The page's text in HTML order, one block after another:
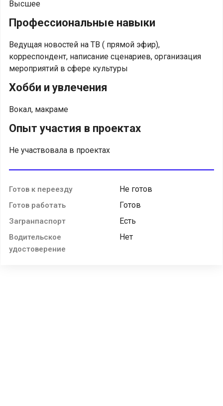
Высшее
Профессиональные навыки
Ведущая новостей на ТВ ( прямой эфир),
корреспондент, написание сценариев, организация
мероприятий в сфере культуры
Хобби и увлечения
Вокал, макраме
Опыт участия в проектах
Не участвовала в проектах
Готов к переезду Не готов
Готов работать Готов
Загранпаспорт Есть
Водительское
удостоверение
Нет